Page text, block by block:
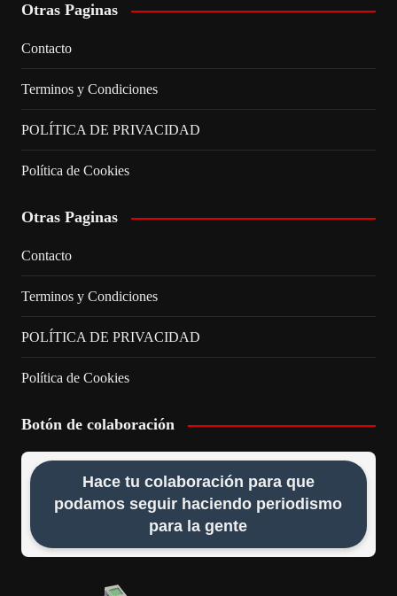
Otras Paginas
Contacto
Terminos y Condiciones
POLÍTICA DE PRIVACIDAD
Política de Cookies
Otras Paginas
Contacto
Terminos y Condiciones
POLÍTICA DE PRIVACIDAD
Política de Cookies
Botón de colaboración
Hace tu colaboración para que
podamos seguir haciendo periodismo
para la gente